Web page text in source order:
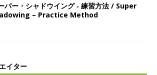
パー・シャドウイング ‐ 練習方法 / Super
– Practice Method
イター